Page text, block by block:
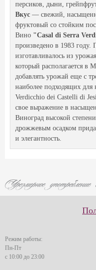
персиков, дыни,
Вкус — свежий,
фруктовый со стойким
Вино "Casal di Serra
произведено в 1983 году.
изготавливалось из
который располагается в
добавлять урожай еще с
наиболее подходящих
Verdicchio dei Castelli di
свое выражение в
Виноград высокой
дрожжевым осадком
и элегантность.
Режим работы:
Пн-Пт
с 10:00 до 23:00